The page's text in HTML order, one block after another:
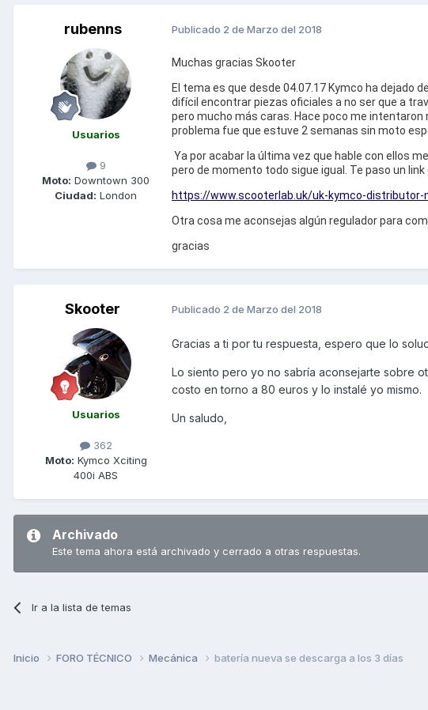
rubenns
Usuarios
9
Moto: Downtown 300
Ciudad: London
Publicado 2 de Marzo del 2018
Muchas gracias Skooter
El tema es que desde 04.07.17 Kymco ha dejado
difícil encontrar piezas oficiales a no ser que a
pero mucho más caras. Hace poco me intentaron
problema fue que estuve 2 semanas sin moto
Ya por acabar la última vez que hable con ellos
pero de momento todo sigue igual. Te paso un
https://www.scooterlab.uk/uk-kymco-
Otra cosa me aconsejas algún regulador para
gracias
Skooter
Usuarios
362
Moto: Kymco Xciting
400i ABS
Publicado 2 de Marzo del 2018
Gracias a ti por tu respuesta, espero que lo
Lo siento pero yo no sabría aconsejarte sobre
costo en torno a 80 euros y lo instalé yo mismo.
Un saludo,
Archivado
Este tema ahora está archivado y cerrado a otras respuestas.
Ir a la lista de temas
Inicio FORO TÉCNICO Mecánica batería nueva se descarga a los 3 días